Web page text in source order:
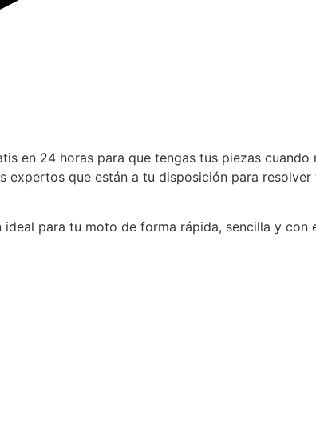
en 24 horas para que tengas tus piezas cuando
expertos que están a tu disposición para
para tu moto de forma rápida, sencilla y